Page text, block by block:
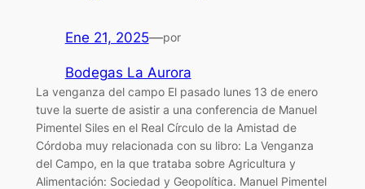
Ene 21, 2025—por
Bodegas La Aurora
La venganza del campo El pasado lunes 13 de enero
tuve la suerte de asistir a una conferencia de Manuel
Pimentel Siles en el Real Círculo de la Amistad de
Córdoba muy relacionada con su libro: La Venganza
del Campo, en la que trataba sobre Agricultura y
Alimentación: Sociedad y Geopolítica. Manuel Pimentel